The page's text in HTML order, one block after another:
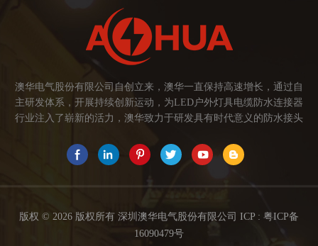
澳华电气股份有限公司自创立来，澳华一直保持高速增长，通过自
主研发体系，开展持续创新运动，为LED户外灯具电缆防水连接器
行业注入了崭新的活力，澳华致力于研发具有时代意义的防水接头
物生长灯、高铁动车、养殖畜牧、水族设备、发热瓷砖、船舶、油
烟机、环保机械、医疗保健设备、捕鱼集鱼灯、汽车大灯、太阳能
的愿景： 我们注重产品品质，以人为本，坚持创新，以市场为导向
开发具有品质的线缆连接器产品，为客户提供多方面的连接解决方
版权 © 2026 版权所有 深圳澳华电气股份有限公司 ICP : 粤ICP备
16090479号